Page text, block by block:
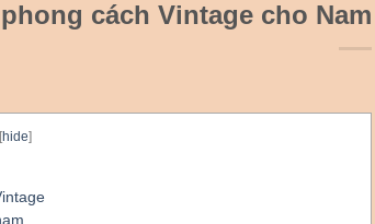
cách Vintage cho Nam
[hide]